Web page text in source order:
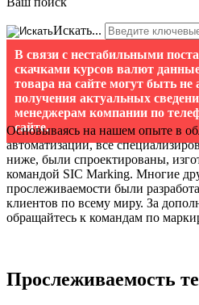
Искать...
В связи с нестабильными
скачками курсов валют
товара на сайте могут быть
получения актуальных
менеджерам компании по
сайте.
Основываясь на нашем опыте в
автоматизации, все
ниже, были спроектированы,
командой SIC Marking. Многие
прослеживаемости были
клиентов по всему миру. За
обращайтесь к командам по
Прослеживаемость